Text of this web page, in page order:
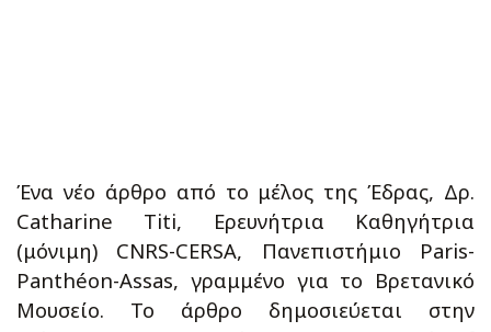
Ένα νέο άρθρο από το μέλος της Έδρας, Δρ.
Catharine Titi, Ερευνήτρια Καθηγήτρια
(μόνιμη) CNRS-CERSA, Πανεπιστήμιο Paris-
Panthéon-Assas, γραμμένο για το Βρετανικό
Μουσείο. Το άρθρο δημοσιεύεται στην